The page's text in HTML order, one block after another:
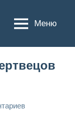
Меню